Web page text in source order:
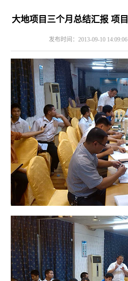
大地项目三个月总结汇报 项
发布时间：2013-09-10